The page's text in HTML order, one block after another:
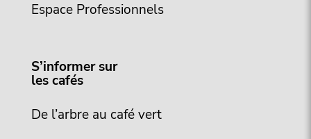
Espace Professionnels
S’informer sur
les cafés
De l’arbre au café vert